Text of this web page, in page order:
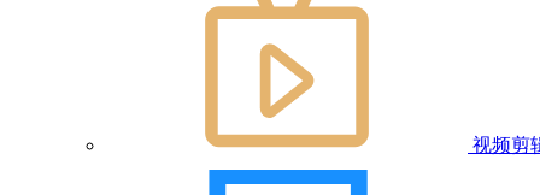
视频剪